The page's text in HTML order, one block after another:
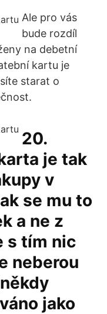
Ale pro vás
bude rozdíl
na debetní
kartu je
starat o
20.
je tak
v
se mu to
a ne z
s tím nic
neberou
jako